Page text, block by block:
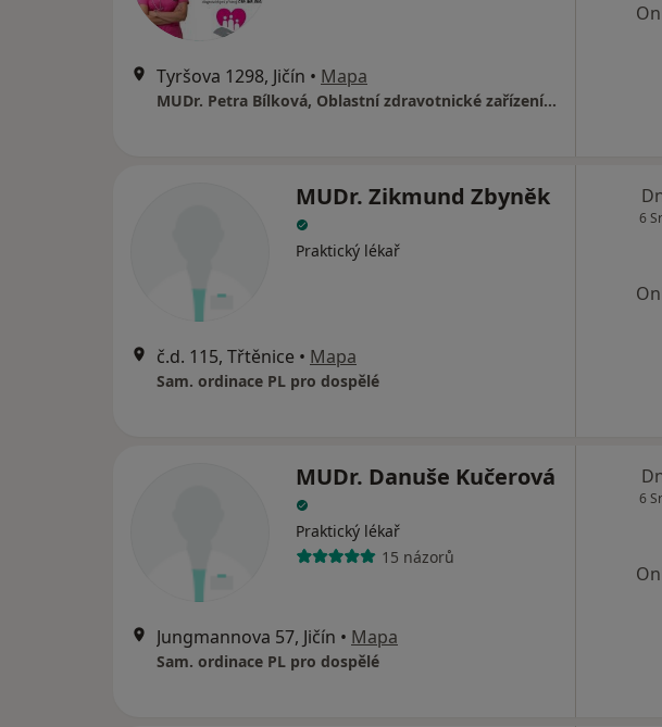
Tyršova 1298, Jičín • Mapa
MUDr. Petra Bílková, Oblastní zdravotnické zařízení Hradec Králové, ZZMV
MUDr. Zikmund Zbyněk
Praktický lékař
č.d. 115, Třtěnice • Mapa
Sam. ordinace PL pro dospělé
6
MUDr. Danuše Kučerová
Praktický lékař
15 názorů
Jungmannova 57, Jičín • Mapa
Sam. ordinace PL pro dospělé
6